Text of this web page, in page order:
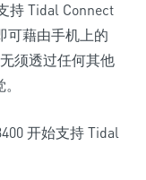
持 Tidal Connect
可藉由手机上的
须透过任何其他